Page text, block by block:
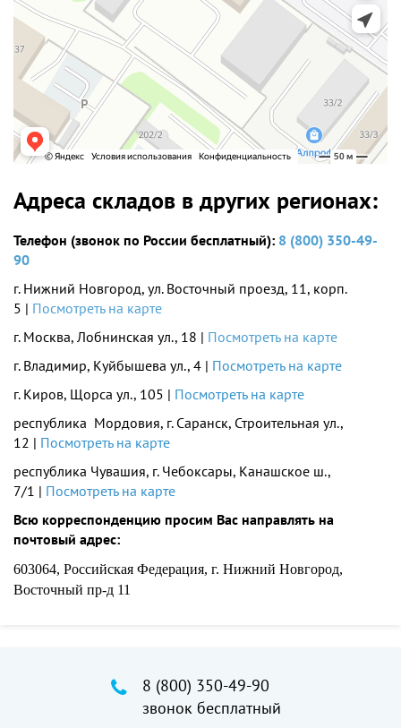
Адреса складов в других регионах:
Телефон (звонок по России бесплатный): 8 (800) 350-49-
90
г. Нижний Новгород, ул. Восточный проезд, 11, корп.
5 | Посмотреть на карте
г. Москва, Лобнинская ул., 18 | Посмотреть на карте
г. Владимир, Куйбышева ул., 4 | Посмотреть на карте
г. Киров, Щорса ул., 105 | Посмотреть на карте
республика Мордовия, г. Саранск, Строительная ул.,
12 | Посмотреть на карте
республика Чувашия, г. Чебоксары, Канашское ш.,
7/1 | Посмотреть на карте
Всю корреспонденцию просим Вас направлять на
почтовый адрес:
603064, Российская Федерация, г. Нижний Новгород,
Восточный пр-д 11
8 (800) 350-49-90
звонок бесплатный